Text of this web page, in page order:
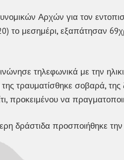
Αρχών για τον
το μεσημέρι, εξαπάτησαν
τηλεφωνικά με την
τραυματίσθηκε σοβαρά,
προκειμένου να
δράστιδα προσποιήθηκε